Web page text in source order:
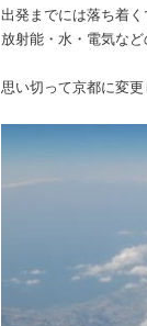
出発までには落ち着
放射能・水・電気な
思い切って京都に変